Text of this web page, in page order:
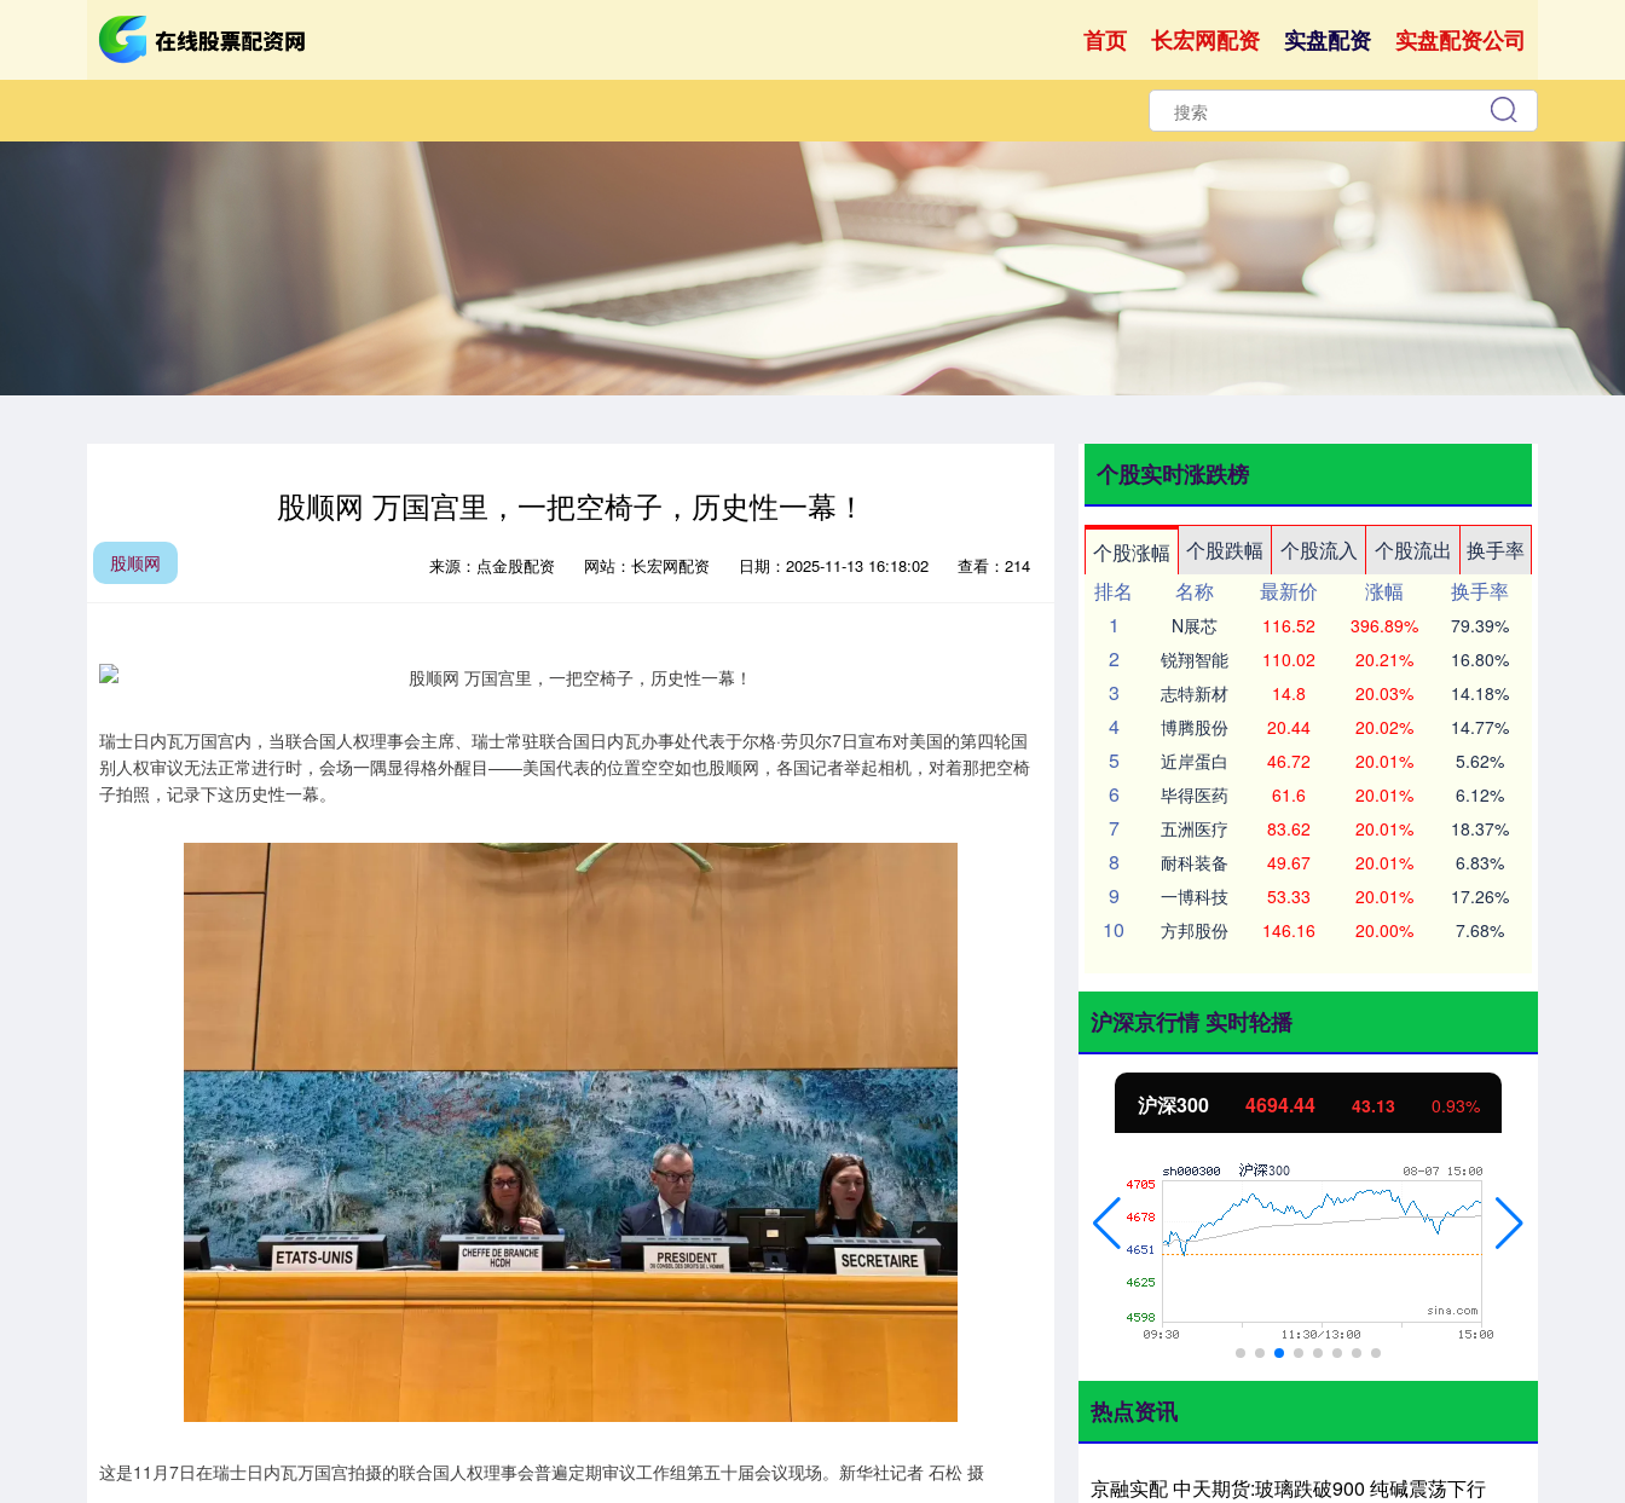
首页 长宏网配资 实盘配资 实盘配资公司
股顺网 万国宫里，一把空椅子，历史性一幕！
股顺网 来源：点金股配资 网站：长宏网配资 日期：2025-11-13 16:18:02 查看：214
瑞士日内瓦万国宫内，当联合国人权理事会主席、瑞士常驻联合国日内瓦办事处代表于尔格·劳贝尔7日宣布对美国的第四轮国
别人权审议无法正常进行时，会场一隅显得格外醒目——美国代表的位置空空如也股顺网，各国记者举起相机，对着那把空椅
子拍照，记录下这历史性一幕。
这是11月7日在瑞士日内瓦万国宫拍摄的联合国人权理事会普遍定期审议工作组第五十届会议现场。新华社记者 石松 摄
个股实时涨跌榜
个股涨幅 个股跌幅 个股流入 个股流出
换手率
排名
名称 最新价 涨幅
换手率
1
N展芯 116.52 396.89% 79.39%
2 锐翔智能 110.02 20.21% 16.80%
3 志特新材 14.8 20.03% 14.18%
4 博腾股份 20.44 20.02% 14.77%
5 近岸蛋白 46.72 20.01% 5.62%
6 毕得医药 61.6 20.01% 6.12%
7 五洲医疗 83.62 20.01% 18.37%
8 耐科装备 49.67 20.01% 6.83%
9 一博科技 53.33 20.01% 17.26%
10 方邦股份 146.16 20.00% 7.68%
沪深京行情 实时轮播
上证指数 3940.04 39.68 1.02% 深证成指 14311.01 200.89 沪深300 4694.44 43.13 0.93%
热点资讯
京融实配 中天期货:玻璃跌破900 纯碱震荡下行